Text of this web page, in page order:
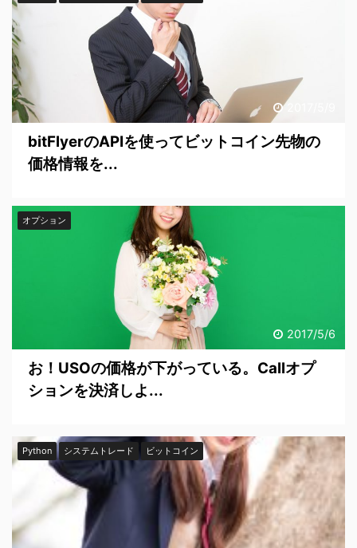
bitFlyerのAPIを使ってビットコイン先物の
価格情報を...
2017/5/6
オプション
お！USOの価格が下がっている。Callオプ
ションを決済しよ...
Python システムトレード ビットコイン